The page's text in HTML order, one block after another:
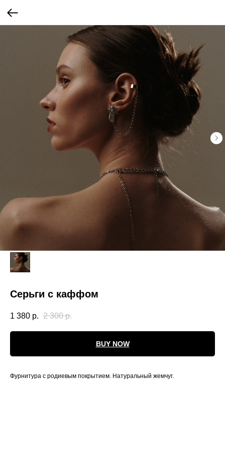
Серьги с каффом
1 380 р. 2 300 р.
BUY NOW
Фурнитура с родиевым покрытием. Натуральный жемчуг.